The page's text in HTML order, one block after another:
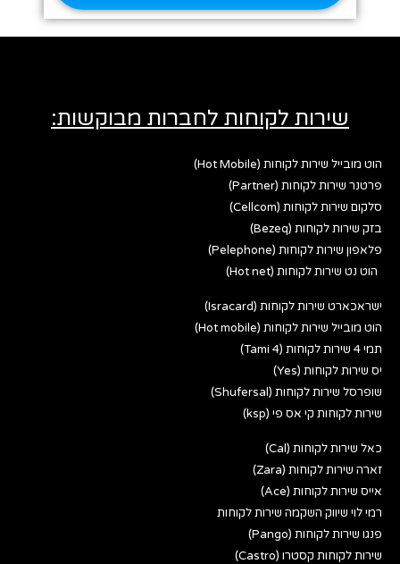
שירות לקוחות לחברות מבוקשות:
הוט מובייל שירות לקוחות (Hot Mobile)
פרטנר שירות לקוחות (Partner)
סלקום שירות לקוחות (Cellcom)
בזק שירות לקוחות (Bezeq)
פלאפון שירות לקוחות (Pelephone)
הוט נט שירות לקוחות (Hot net)
ישראכארט שירות לקוחות (Isracard)
הוט מובייל שירות לקוחות (Hot mobile)
תמי 4 שירות לקוחות (Tami 4)
יס שירות לקוחות (Yes)
שופרסל שירות לקוחות (Shufersal)
שירות לקוחות קי אס פי (ksp)
כאל שירות לקוחות (Cal)
זארה שירות לקוחות (Zara)
אייס שירות לקוחות (Ace)
רמי לוי שיווק השקמה שירות לקוחות
פנגו שירות לקוחות (Pango)
שירות לקוחות קסטרו (Castro)